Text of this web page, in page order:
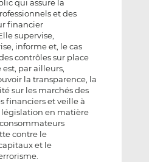
qui assure la
et des
financier
supervise,
informe et, le cas
contrôles sur place
par ailleurs,
la transparence, la
sur les marchés des
financiers et veille à
législation en matière
contre le
et le